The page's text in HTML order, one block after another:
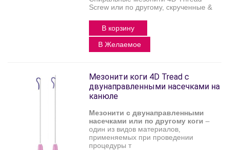
Screw или по другому, скрученные &
В корзину
В Желаемое
Мезонити коги 4D Tread с
двунаправленными насечками на
канюле
Мезонити с двунаправленными
насечками или по другому коги –
один из видов материалов,
применяемых при проведении
процедуры т